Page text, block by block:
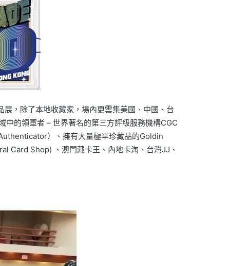
展，除了本地收藏家，場內更雲集美國、中國、台
的領軍者 – 世界著名的第三方評級服務機構CGC
）、擁有大量極罕珍藏品的Goldin
Card Shop) 、澳門藏卡王、內地卡淘、台灣JJ、